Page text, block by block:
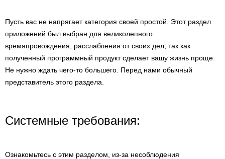
Пусть вас не напрягает категория своей простой. Этот раздел
приложений был выбран для великолепного
времяпровождения, расслабления от своих дел, так как
полученный программный продукт сделает вашу жизнь проще.
Не нужно ждать чего-то большего. Перед нами обычный
представитель этого раздела.
Системные требования:
Ознакомьтесь с этим разделом, из-за несоблюдения